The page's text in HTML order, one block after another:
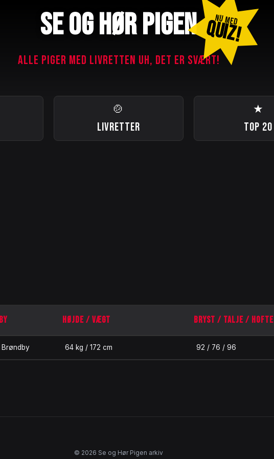
SE OG HØR PIGEN NU MED
QUIZ!
ALLE PIGER MED LIVRETTEN UH, DET ER SVÆRT!
🍲
LIVRETTER
★
TOP 20
BY HØJDE / VÆGT BRYST / TALJE / HOFTE
Brøndby 64 kg / 172 cm 92 / 76 / 96
© 2026 Se og Hør Pigen arkiv